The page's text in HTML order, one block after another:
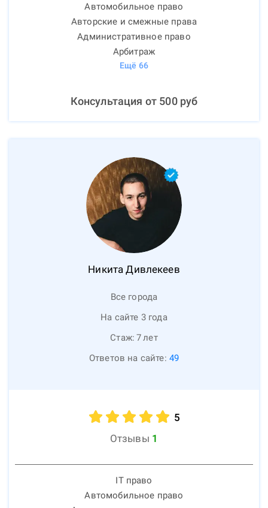
Автомобильное право
Авторские и смежные права
Административное право
Арбитраж
Ещё 66
Консультация от 500руб
Никита Дивлекеев
Все города
На сайте 3 года
Стаж: 7лет
Ответов на сайте: 49
5
Отзывы 1
IT право
Автомобильное право